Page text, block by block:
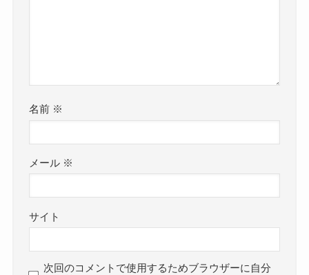
名前 ※
メール ※
サイト
次回のコメントで使用するためブラウザーに自分